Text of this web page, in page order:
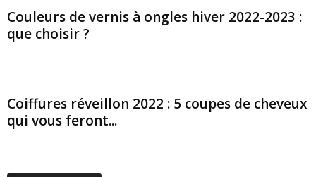
Couleurs de vernis à ongles hiver 2022-2023 :
que choisir ?
Coiffures réveillon 2022 : 5 coupes de cheveux
qui vous feront...